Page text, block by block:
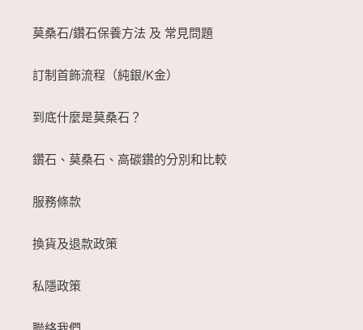
莫桑石/鑽石保養方法 及 常見問題
訂制首飾流程（純銀/K金）
到底什麼是莫桑石？
鑽石、莫桑石、高碳鑽的分別和比較
服務條款
換貨及退款政策
私隱政策